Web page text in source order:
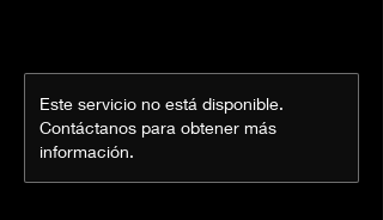
Este servicio no está disponible.
Contáctanos para obtener más
información.